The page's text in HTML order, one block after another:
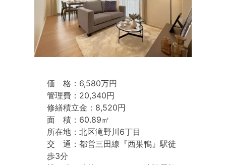
価 格：6,580万円
管理費：20,340円
修繕積立金：8,520円
面 積：60.89㎡
所在地：北区滝野川6丁目
交 通：都営三田線『西巣鴨』駅徒
歩3分